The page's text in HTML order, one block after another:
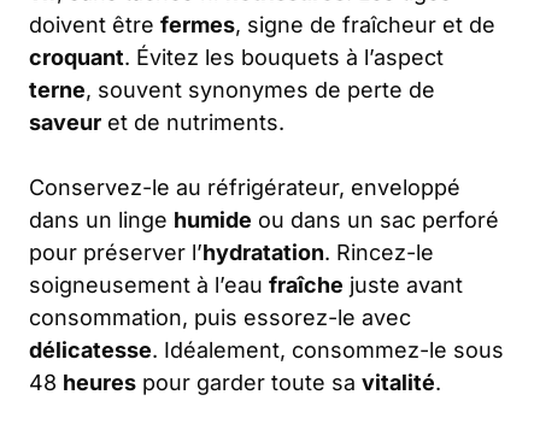
doivent être fermes, signe de fraîcheur et de
croquant. Évitez les bouquets à l’aspect
terne, souvent synonymes de perte de
saveur et de nutriments.
Conservez-le au réfrigérateur, enveloppé
dans un linge humide ou dans un sac perforé
pour préserver l’hydratation. Rincez-le
soigneusement à l’eau fraîche juste avant
consommation, puis essorez-le avec
délicatesse. Idéalement, consommez-le sous
48 heures pour garder toute sa vitalité.